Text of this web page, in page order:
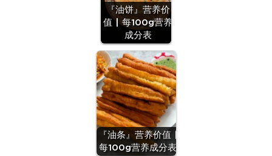
『油饼』营养价
值 | 每100g营养
成分表
『油条』营养价值 |
每100g营养成分表